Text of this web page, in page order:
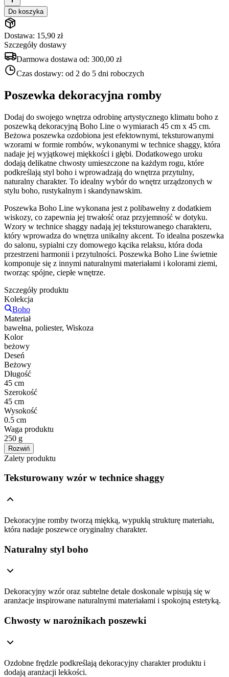
Do koszyka
Dostawa: 15,90 zł
Szczegóły dostawy
Darmowa dostawa od: 300,00 zł
Czas dostawy: od 2 do 5 dni roboczych
Poszewka dekoracyjna romby
Dodaj do swojego wnętrza odrobinę artystycznego klimatu boho z
poszewką dekoracyjną Boho Line o wymiarach 45 cm x 45 cm.
Beżowa poszewka ozdobiona jest efektownymi, teksturowanymi
wzorami w formie rombów, wykonanymi w technice shaggy, która
nadaje jej wyjątkowej miękkości i głębi. Dodatkowego uroku
dodają delikatne chwosty umieszczone na każdym rogu, które
podkreślają styl boho i wprowadzają do wnętrza przytulny,
naturalny charakter. To idealny wybór do wnętrz urządzonych w
stylu boho, rustykalnym i skandynawskim.
Poszewka Boho Line wykonana jest z polibawełny z dodatkiem
wiskozy, co zapewnia jej trwałość oraz przyjemność w dotyku.
Wzory w technice shaggy nadają jej teksturowanego charakteru,
który wprowadza do wnętrza unikalny akcent. To idealna poszewka
do salonu, sypialni czy domowego kącika relaksu, która doda
przestrzeni harmonii i przytulności. Poszewka Boho Line świetnie
komponuje się z innymi naturalnymi materiałami i kolorami ziemi,
tworząc spójne, ciepłe wnętrze.
Szczegóły produktu
Kolekcja
Boho
Materiał
bawełna, poliester, Wiskoza
Kolor
beżowy
Deseń
Beżowy
Długość
45 cm
Szerokość
45 cm
Wysokość
0.5 cm
Waga produktu
250 g
Rozwiń
Zalety produktu
Teksturowany wzór w technice shaggy
Dekoracyjne romby tworzą miękką, wypukłą strukturę materiału,
która nadaje poszewce oryginalny charakter.
Naturalny styl boho
Dekoracyjny wzór oraz subtelne detale doskonale wpisują się w
aranżacje inspirowane naturalnymi materiałami i spokojną estetyką.
Chwosty w narożnikach poszewki
Ozdobne frędzle podkreślają dekoracyjny charakter produktu i
dodają aranżacji lekkości.